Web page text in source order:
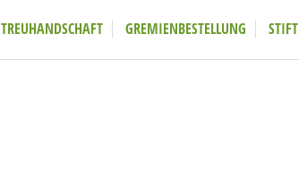
TREUHANDSCHAFT GREMIENBESTELLUNG